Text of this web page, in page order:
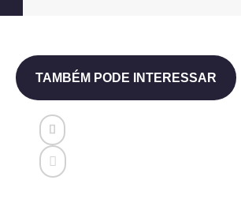
TAMBÉM PODE INTERESSAR